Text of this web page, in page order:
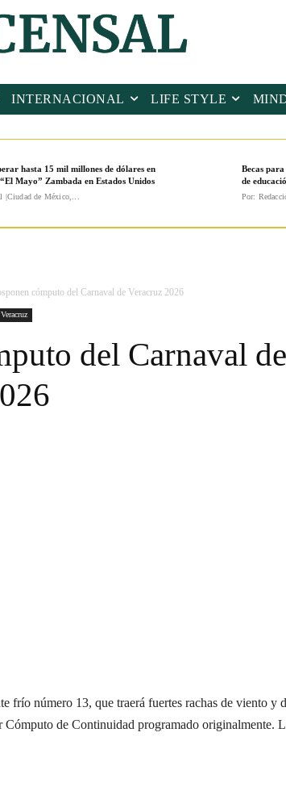
INTERNACIONAL LIFE STYLE
hasta 15 mil millones de dólares en
Mayo” Zambada en Estados Unidos
|Ciudad de México,...
Becas
de
Por:
cómputo del Carnaval de Veracruz 2026
Veracruz
del Carnaval
frío número 13, que traerá fuertes rachas de viento y
de Continuidad programado originalmente.